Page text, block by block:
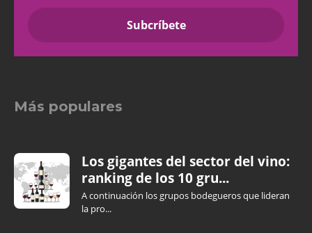
Más populares
Los gigantes del sector del vino:
ranking de los 10 gru...
A continuación los grupos bodegueros que lideran
la pro...